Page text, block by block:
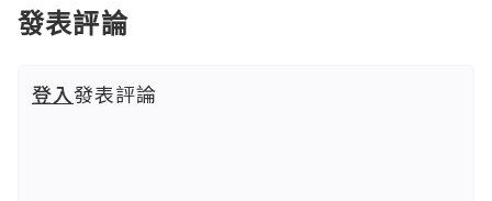
發表評論
登入發表評論